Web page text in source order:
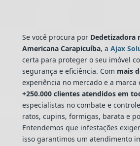
Se você procura por Dedetizadora
Americana Carapicuíba, a Ajax
certa para proteger o seu imóvel
segurança e eficiência. Com mais
experiência no mercado e a marca
+250.000 clientes atendidos em
especialistas no combate e
ratos, cupins, formigas, barata e
Entendemos que infestações
isso garantimos um atendimento